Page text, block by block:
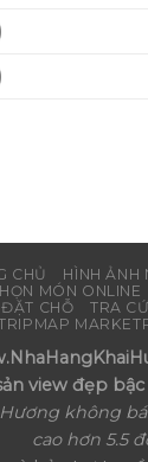
CHỦ
HÌNH ẢNH
MÓN ONLINE
ĐẶT CHỖ
TRA
view đẹp
không
cao hơn 5.5